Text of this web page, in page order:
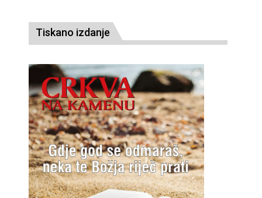
Tiskano izdanje